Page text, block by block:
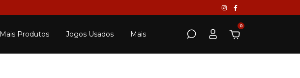
Mais Produtos Jogos Usados Mais
0